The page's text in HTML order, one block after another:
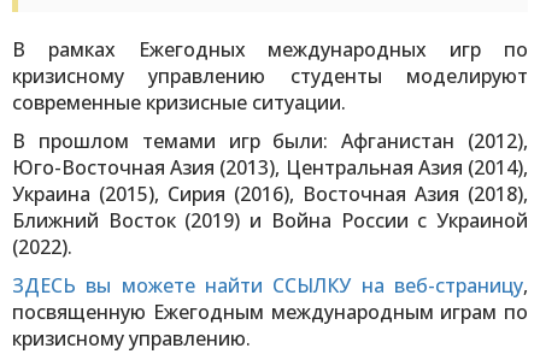
В рамках Ежегодных международных игр по
кризисному управлению студенты моделируют
современные кризисные ситуации.
В прошлом темами игр были: Афганистан (2012),
Юго-Восточная Азия (2013), Центральная Азия (2014),
Украина (2015), Сирия (2016), Восточная Азия (2018),
Ближний Восток (2019) и Война России с Украиной
(2022).
ЗДЕСЬ вы можете найти ССЫЛКУ на веб-страницу,
посвященную Ежегодным международным играм по
кризисному управлению.